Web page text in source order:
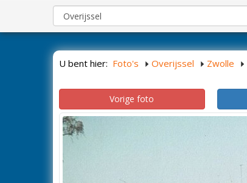
U bent hier: Foto's Overijssel Zwolle
Vorige foto